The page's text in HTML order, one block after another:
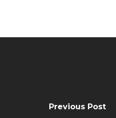
Previous Post